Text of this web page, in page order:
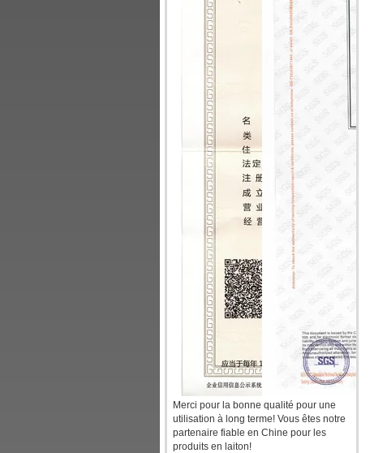
Merci pour la bonne qualité pour une
utilisation à long terme! Vous êtes notre
partenaire fiable en Chine pour les
produits en laiton!